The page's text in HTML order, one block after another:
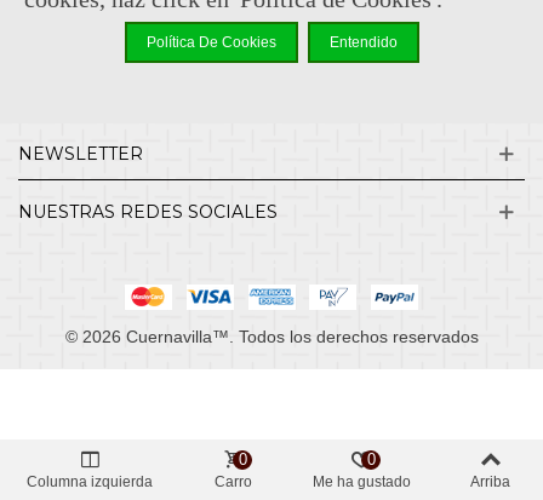
INFORMACIÓN
NEWSLETTER
NUESTRAS REDES SOCIALES
© 2026 Cuernavilla™. Todos los derechos reservados
Columna izquierda Carro
0
Me ha gustado
0
Arriba
Política De Cookies Entendido